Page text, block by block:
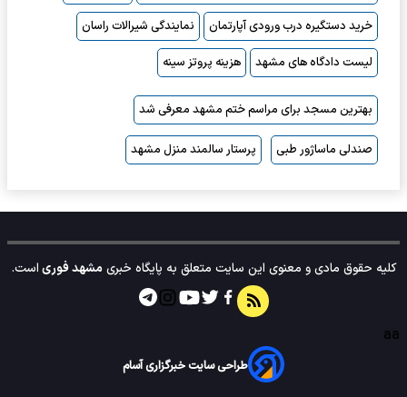
خرید دستگیره درب ورودی آپارتمان
نمایندگی شیرالات راسان
لیست دادگاه های مشهد
هزینه پروتز سینه
بهترین مسجد برای مراسم ختم مشهد معرفی شد
صندلی ماساژور طبی پرستار سالمند منزل مشهد
کلیه حقوق مادی و معنوی این سایت متعلق به پایگاه خبریمشهد فوریاست.
aa
طراحی سایت خبرگزاری آسام